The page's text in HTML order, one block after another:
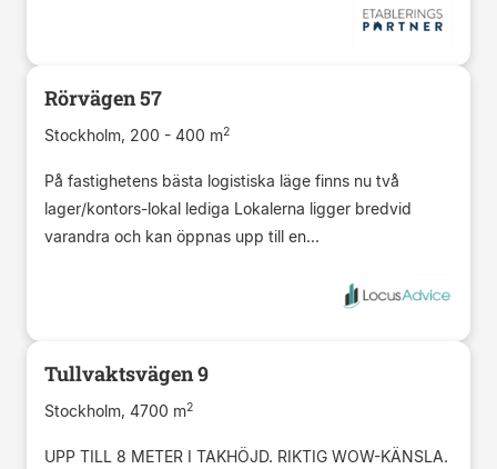
Rörvägen 57
Stockholm, 200 - 400 m2
På fastighetens bästa logistiska läge finns nu två
lager/kontors-lokal lediga Lokalerna ligger bredvid
varandra och kan öppnas upp till en...
Tullvaktsvägen 9
Stockholm, 4700 m2
UPP TILL 8 METER I TAKHÖJD. RIKTIG WOW-KÄNSLA.